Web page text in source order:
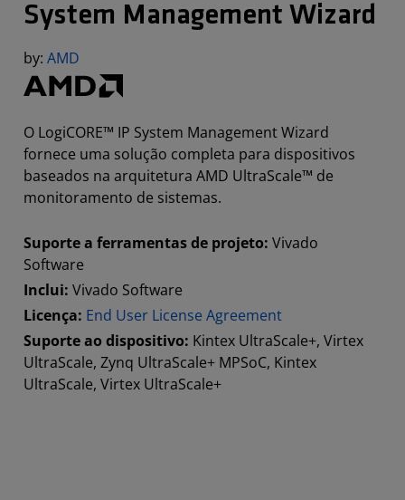
System Management Wizard
by: AMD
O LogiCORE™ IP System Management Wizard
fornece uma solução completa para dispositivos
baseados na arquitetura AMD UltraScale™ de
monitoramento de sistemas.
Suporte a ferramentas de projeto: Vivado
Software
Inclui: Vivado Software
Licença: End User License Agreement
Suporte ao dispositivo: Kintex UltraScale+, Virtex
UltraScale, Zynq UltraScale+ MPSoC, Kintex
UltraScale, Virtex UltraScale+